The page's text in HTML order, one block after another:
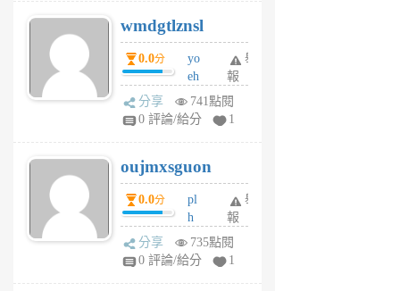
R
P
m
v
A
V
個
月
前
wmdgtlznsl
0.0分
yo
eh
ld
gy
個
月
前
舉
報
分享
741點閱
0 評論/給分
1
oujmxsguon
0.0分
pl
h
wi
w
舉
報
分享
735點閱
0 評論/給分
1